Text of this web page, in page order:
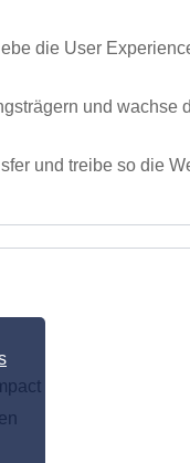
die User
und wachse
und treibe so die